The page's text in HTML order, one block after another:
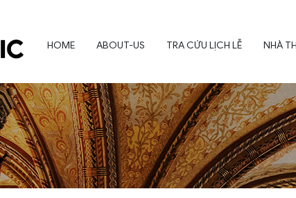
HOME ABOUT-US TRA CỨU LỊCH LỄ NHÀ